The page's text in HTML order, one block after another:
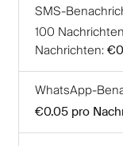
SMS-
100
Nachrichten:
WhatsApp-
€0.05 pro